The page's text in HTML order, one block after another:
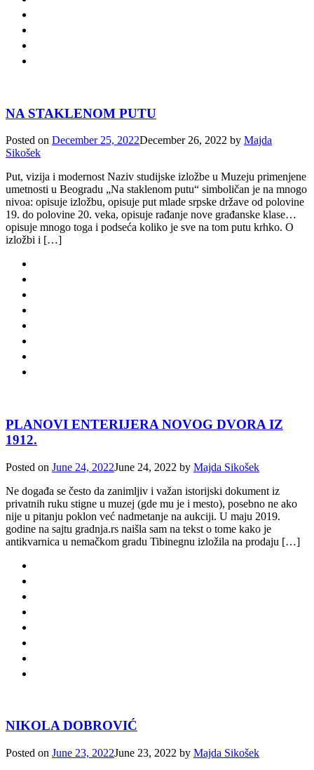
NA STAKLENOM PUTU
Posted on December 25, 2022December 26, 2022 by Majda
Sikošek
Put, vizija i modernost Naziv studijske izložbe u Muzeju primenjene
umetnosti u Beogradu „Na staklenom putu“ simboličan je na mnogo
nivoa: opisuje izložbu, opisuje put mlade srpske države od polovine
19. do polovine 20. veka, opisuje rađanje nove građanske klase…
opisuje mnogo toga i podseća koliko je sve na tom putu krhko. O
izložbi i […]
PLANOVI ENTERIJERA NOVOG DVORA IZ
1912.
Posted on June 24, 2022June 24, 2022 by Majda Sikošek
Ne događa se često da zanimljiv i važan istorijski dokument iz
privatnih ruku stigne u muzej (gde mu je i mesto), posebno ne ako
nije u pitanju poklon već nadmetanje na aukciji. U maju 2019.
godine na sajtu gradnja.rs naišla sam na tekst o tome kako je
antikvarnica u nemačkom gradu Tibinegnu izložila na prodaju […]
NIKOLA DOBROVIĆ
Posted on June 23, 2022June 23, 2022 by Majda Sikošek